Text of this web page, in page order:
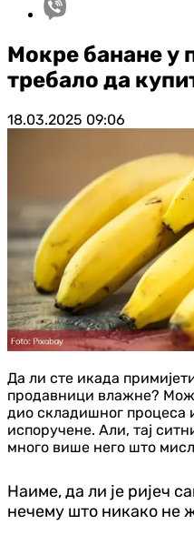
Мокре банане у
требало да
18.03.2025 09:06
Да ли сте икада
продавници влажне?
дио складишног процеса
испоручене. Али, тај
много више него што
Наиме, да ли је ријеч
нечему што никако не